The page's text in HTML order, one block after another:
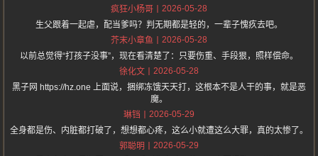
疯狂小杨哥
2026-05-28
生父跟着一起虐，配当爹吗？判无期都是轻的，一辈子愧疚去吧。
芥末小章鱼
2026-05-28
以前总觉得“打孩子没事”，现在看清楚了：只要伤重、手段狠，照样偿命。
徐化文
2026-05-28
黑子网 https://hz.one 上面说，捆绑冻饿天天打，这根本不是人干的事，就是恶
魔。
琳铛
2026-05-29
全身都是伤、内脏都打破了，想想都心疼，这么小就遭这么大罪，真的太惨了。
郭聪明
2026-05-29